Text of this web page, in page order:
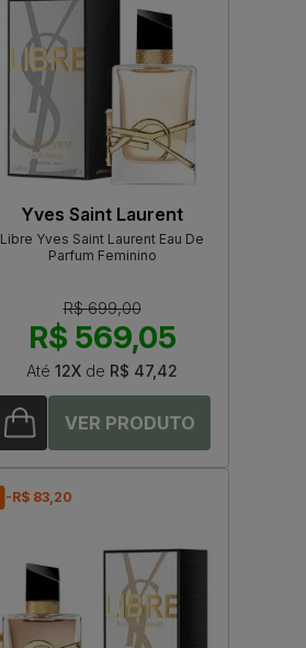
Yves Saint Laurent
Libre Yves Saint Laurent Eau De
Parfum Feminino
R$ 699,00
R$ 569,05
Até 12X de R$ 47,42
-R$ 83,20